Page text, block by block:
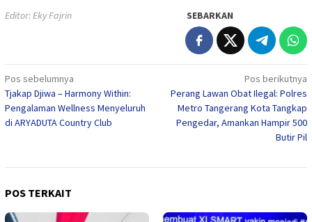
Editor: Eky Fajrin SEBARKAN
Navigasi
pos
Pos sebelumnya
Tjakap Djiwa – Harmony Within:
Pengalaman Wellness Menyeluruh
di ARYADUTA Country Club
Pos berikutnya
Perang Lawan Obat Ilegal: Polres
Metro Tangerang Kota Tangkap
Pengedar, Amankan Hampir 500
Butir Pil
POS TERKAIT